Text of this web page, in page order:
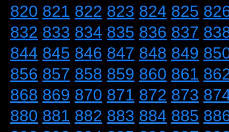
820 821 822 823 824 825
832 833 834 835 836 837
844 845 846 847 848 849
856 857 858 859 860 861
868 869 870 871 872 873
880 881 882 883 884 885